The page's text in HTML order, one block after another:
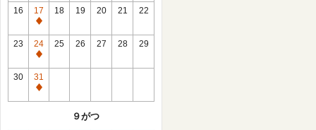
館
日
16
17
休
館
日
18 19 20 21 22
23
24
休
館
日
25 26 27 28 29
30
31
休
９がつ